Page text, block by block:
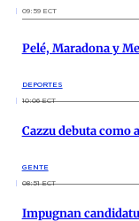
09:59 ECT
Pelé, Maradona y
DEPORTES
10:06 ECT
Cazzu debuta como
GENTE
08:51 ECT
Impugnan